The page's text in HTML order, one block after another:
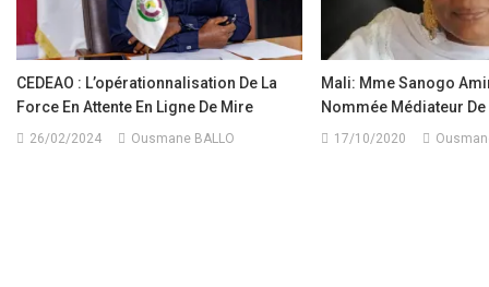
CEDEAO : L’opérationnalisation De La
Force En Attente En Ligne De Mire
26/02/2024 Ousmane BALLO
Mali: Mme Sanogo
Nommée Médiateur De
17/10/2020